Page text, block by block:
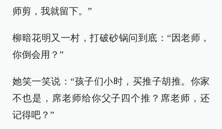
师剪，我就留下。”
柳暗花明又一村，打破砂锅问到底：“因老师，
你倒会用？”
她笑一笑说：“孩子们小时，买推子胡推。你家
不也是，席老师给你父子四个推？席老师，还
记得吧？”